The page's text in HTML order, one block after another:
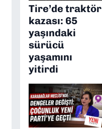
Tire’de traktör
kazası: 65
yaşındaki
sürücü
yaşamını
yitirdi